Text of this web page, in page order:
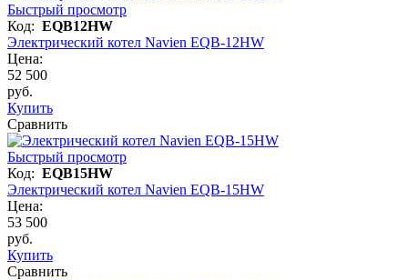
Быстрый просмотр
Код: EQB12HW
Электрический котел Navien EQB-12HW
Цена:
52 500
руб.
Купить
Сравнить
Быстрый просмотр
Код: EQB15HW
Электрический котел Navien EQB-15HW
Цена:
53 500
руб.
Купить
Сравнить